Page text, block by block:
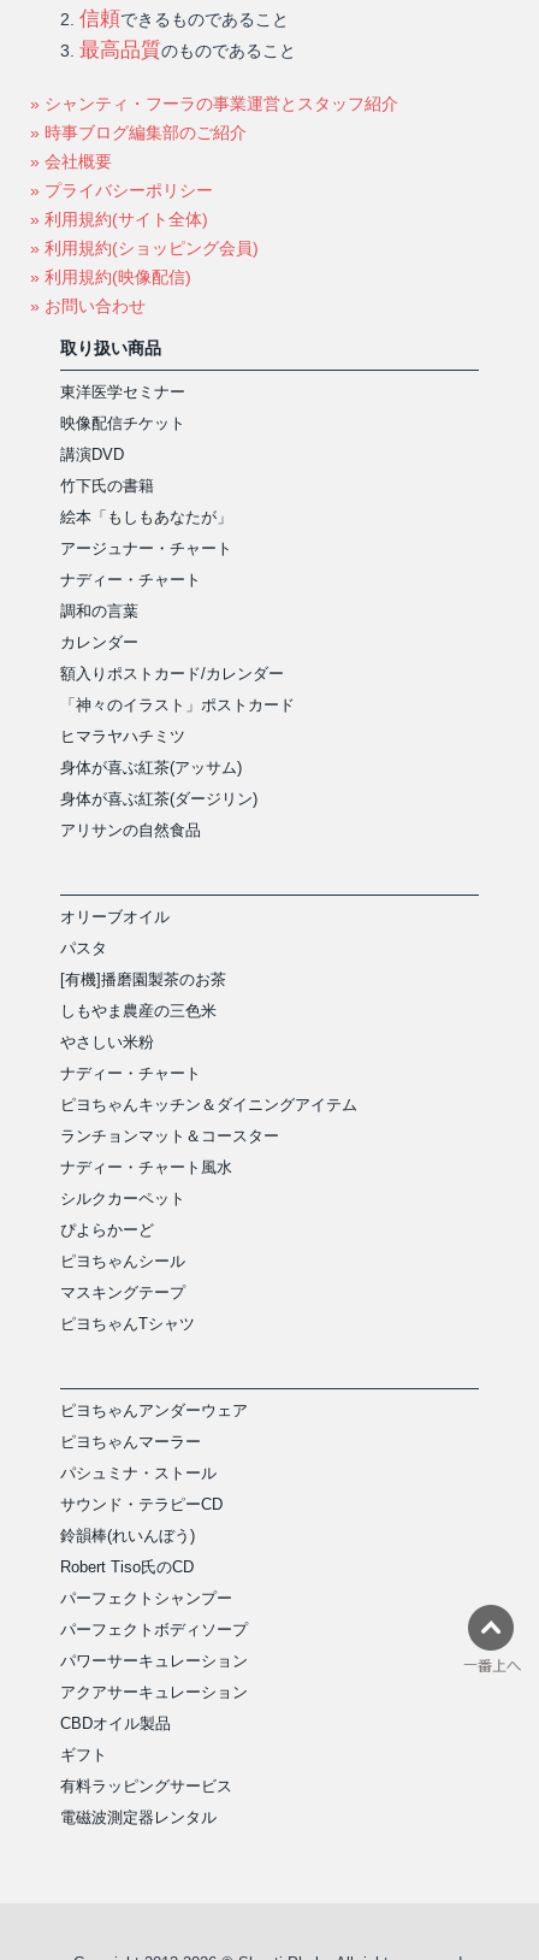
信頼できるものであること
最高品質のものであること
» シャンティ・フーラの事業運営とスタッフ紹介
» 時事ブログ編集部のご紹介
» 会社概要
» プライバシーポリシー
» 利用規約(サイト全体)
» 利用規約(ショッピング会員)
» 利用規約(映像配信)
» お問い合わせ
取り扱い商品
東洋医学セミナー
映像配信チケット
講演DVD
竹下氏の書籍
絵本「もしもあなたが」
アージュナー・チャート
ナディー・チャート
調和の言葉
カレンダー
額入りポストカード/カレンダー
「神々のイラスト」ポストカード
ヒマラヤハチミツ
身体が喜ぶ紅茶(アッサム)
身体が喜ぶ紅茶(ダージリン)
アリサンの自然食品
オリーブオイル
パスタ
[有機]播磨園製茶のお茶
しもやま農産の三色米
やさしい米粉
ナディー・チャート
ピヨちゃんキッチン＆ダイニングアイテム
ランチョンマット＆コースター
ナディー・チャート風水
シルクカーペット
ぴよらかーど
ピヨちゃんシール
マスキングテープ
ピヨちゃんTシャツ
ピヨちゃんアンダーウェア
ピヨちゃんマーラー
パシュミナ・ストール
サウンド・テラピーCD
鈴韻棒(れいんぼう)
Robert Tiso氏のCD
パーフェクトシャンプー
パーフェクトボディソープ
パワーサーキュレーション
アクアサーキュレーション
CBDオイル製品
ギフト
有料ラッピングサービス
電磁波測定器レンタル